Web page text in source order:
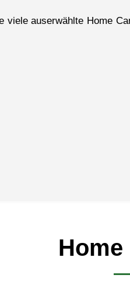
viele auserwählte Home